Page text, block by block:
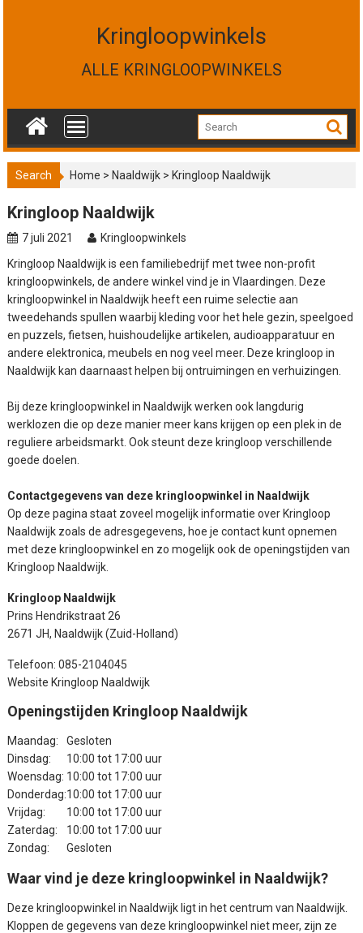
n
Kringloopwinkels
ALLE KRINGLOOPWINKELS
Search Home >Naaldwijk >Kringloop Naaldwijk
Kringloop Naaldwijk
7 juli 2021
Kringloopwinkels
Kringloop Naaldwijk is een familiebedrijf met twee non-profit
kringloopwinkels, de andere winkel vind je in Vlaardingen. Deze
kringloopwinkel in Naaldwijk heeft een ruime selectie aan
tweedehands spullen waarbij kleding voor het hele gezin, speelgoed
en puzzels, fietsen, huishoudelijke artikelen, audioapparatuur en
andere elektronica, meubels en nog veel meer. Deze kringloop in
Naaldwijk kan daarnaast helpen bij ontruimingen en verhuizingen.
Bij deze kringloopwinkel in Naaldwijk werken ook langdurig
werklozen die op deze manier meer kans krijgen op een plek in de
reguliere arbeidsmarkt. Ook steunt deze kringloop verschillende
goede doelen.
Contactgegevens van deze kringloopwinkel in Naaldwijk
Op deze pagina staat zoveel mogelijk informatie over Kringloop
Naaldwijk zoals de adresgegevens, hoe je contact kunt opnemen
met deze kringloopwinkel en zo mogelijk ook de openingstijden van
Kringloop Naaldwijk.
Kringloop Naaldwijk
Prins Hendrikstraat 26
2671 JH, Naaldwijk (Zuid-Holland)
Telefoon: 085-2104045
Website Kringloop Naaldwijk
Openingstijden Kringloop Naaldwijk
Maandag:
Gesloten
Dinsdag:
10:00 tot 17:00 uur
Woensdag: 10:00 tot 17:00 uur
Donderdag:10:00 tot 17:00 uur
Vrijdag:
10:00 tot 17:00 uur
Zaterdag:
10:00 tot 17:00 uur
Zondag:
Gesloten
Waar vind je deze kringloopwinkel in Naaldwijk?
Dezekringloopwinkel in Naaldwijkligt in het centrum van Naaldwijk.
Kloppen de gegevens van deze kringloopwinkel niet meer, zijn ze